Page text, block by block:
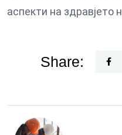
аспекти на здравјето
Share: